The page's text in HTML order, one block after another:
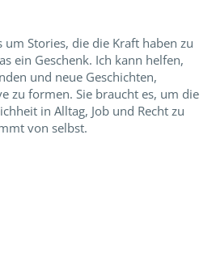
Stories, die die Kraft haben zu
ein Geschenk. Ich kann helfen,
und neue Geschichten,
zu formen. Sie braucht es, um die
in Alltag, Job und Recht zu
von selbst.